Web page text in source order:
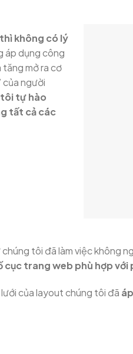
không có lý
áp dụng công
mở ra cơ
của người
tự hào
tất cả các
chúng tôi đã làm việc không
trang web phù hợp với
của layout chúng tôi đã